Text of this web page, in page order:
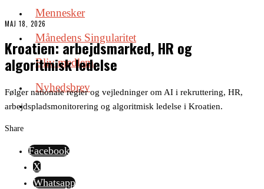
Mennesker
Månedens Singularitet
Bliv medlem
Nyhedsbrev
MAJ 18, 2026
Kroatien: arbejdsmarked, HR og
algoritmisk ledelse
Følger nationale regler og vejledninger om AI i rekruttering, HR,
arbejdspladsmonitorering og algoritmisk ledelse i Kroatien.
Share
Facebook
X
Whatsapp